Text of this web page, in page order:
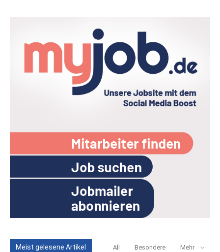
Meist gelesene Artikel All Besondere Mehr